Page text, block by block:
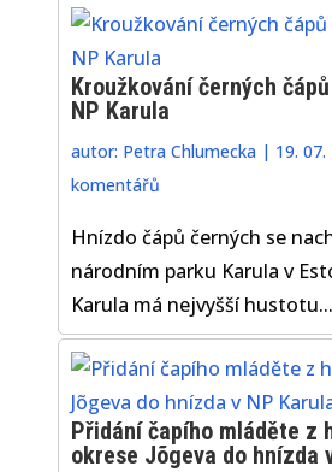
Kroužkování černých
NP Karula
autor: Petra Chlumecka | 19.
komentářů
Hnízdo čápů černých se
národním parku Karula v
Karula má nejvyšší hustotu...
Přidání čapího mláděte z
okrese Jõgeva do hnízda